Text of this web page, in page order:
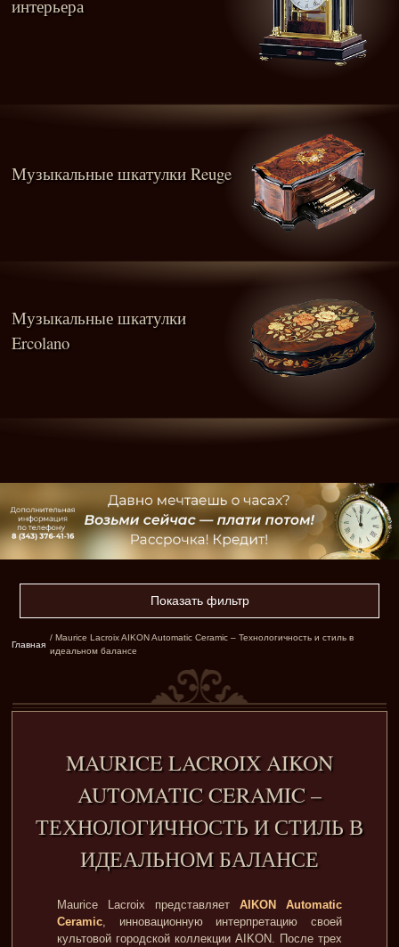
интерьера
Музыкальные шкатулки Reuge
Музыкальные шкатулки
Ercolano
Показать фильтр
Главная
/ Maurice Lacroix AIKON Automatic Ceramic – Технологичность и стиль в
идеальном балансе
MAURICE LACROIX AIKON
AUTOMATIC CERAMIC –
ТЕХНОЛОГИЧНОСТЬ И СТИЛЬ В
ИДЕАЛЬНОМ БАЛАНСЕ
Maurice Lacroix представляет AIKON Automatic
Ceramic, инновационную интерпретацию своей
культовой городской коллекции AIKON. После трех